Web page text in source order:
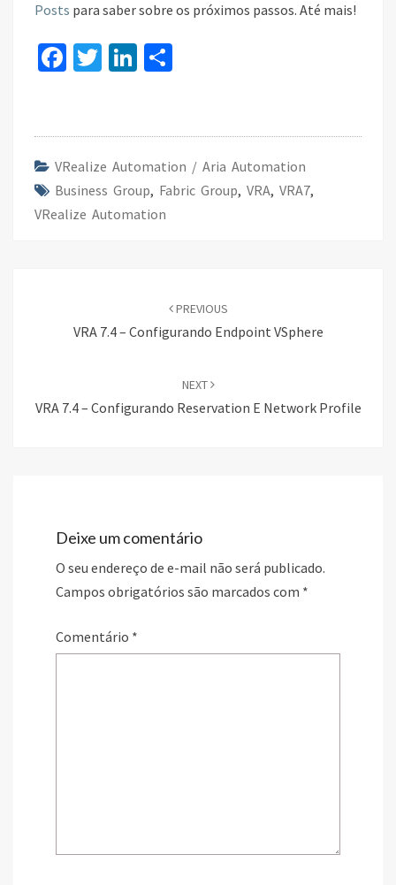
Posts para saber sobre os próximos passos. Até mais!
Fa
o
o
k
T
er
Li
dI
n
e
VRealize Automation / Aria Automation
Business Group, Fabric Group, VRA, VRA7,
VRealize Automation
PREVIOUS
VRA 7.4 – Configurando Endpoint VSphere
NEXT
VRA 7.4 – Configurando Reservation E Network Profile
Deixe um comentário
O seu endereço de e-mail não será publicado.
Campos obrigatórios são marcados com *
Comentário *